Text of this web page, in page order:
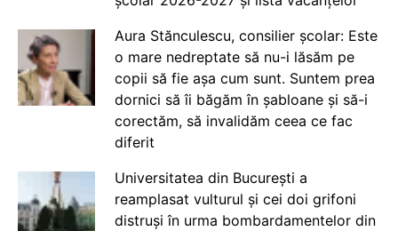
Aura Stănculescu, consilier școlar: Este
o mare nedreptate să nu-i lăsăm pe
copii să fie așa cum sunt. Suntem prea
dornici să îi băgăm în șabloane și să-i
corectăm, să invalidăm ceea ce fac
diferit
Universitatea din București a
reamplasat vulturul și cei doi grifoni
distruși în urma bombardamentelor din